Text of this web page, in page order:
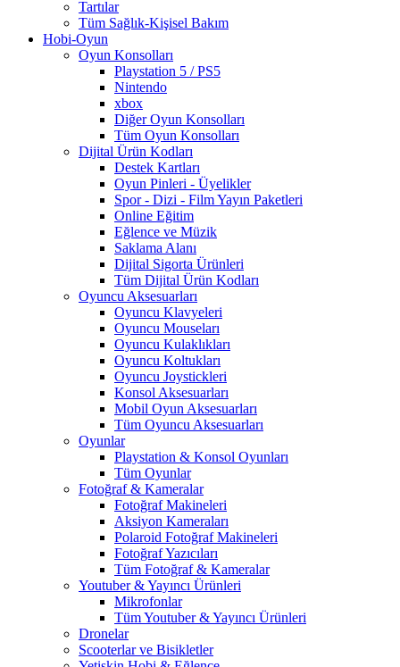
Tartılar
Tüm Sağlık-Kişisel Bakım
Hobi-Oyun
Oyun Konsolları
Playstation 5 / PS5
Nintendo
xbox
Diğer Oyun Konsolları
Tüm Oyun Konsolları
Dijital Ürün Kodları
Destek Kartları
Oyun Pinleri - Üyelikler
Spor - Dizi - Film Yayın Paketleri
Online Eğitim
Eğlence ve Müzik
Saklama Alanı
Dijital Sigorta Ürünleri
Tüm Dijital Ürün Kodları
Oyuncu Aksesuarları
Oyuncu Klavyeleri
Oyuncu Mouseları
Oyuncu Kulaklıkları
Oyuncu Koltukları
Oyuncu Joystickleri
Konsol Aksesuarları
Mobil Oyun Aksesuarları
Tüm Oyuncu Aksesuarları
Oyunlar
Playstation & Konsol Oyunları
Tüm Oyunlar
Fotoğraf & Kameralar
Fotoğraf Makineleri
Aksiyon Kameraları
Polaroid Fotoğraf Makineleri
Fotoğraf Yazıcıları
Tüm Fotoğraf & Kameralar
Youtuber & Yayıncı Ürünleri
Mikrofonlar
Tüm Youtuber & Yayıncı Ürünleri
Dronelar
Scooterlar ve Bisikletler